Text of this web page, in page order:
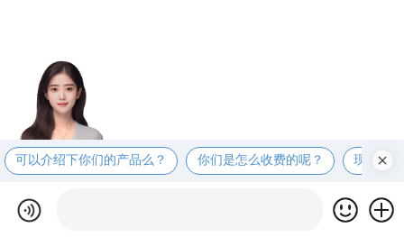
可以介绍下你们的产品么？ 你们是怎么收费的呢？ 现在有